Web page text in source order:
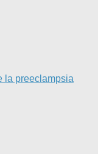
la preeclampsia